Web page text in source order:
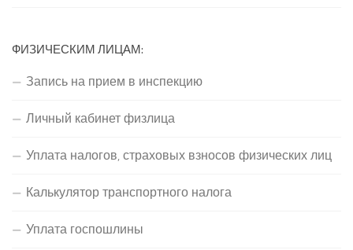
ФИЗИЧЕСКИМ ЛИЦАМ:
Запись на прием в инспекцию
Личный кабинет физлица
Уплата налогов, страховых взносов физических лиц
Калькулятор транспортного налога
Уплата госпошлины